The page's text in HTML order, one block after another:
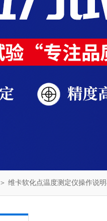
＞ 维卡软化点温度测定仪操作说